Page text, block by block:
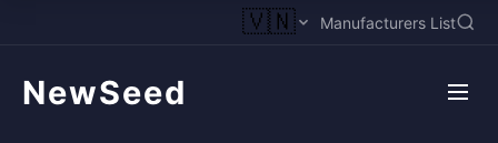
🇻🇳 Manufacturers List
NewSeed